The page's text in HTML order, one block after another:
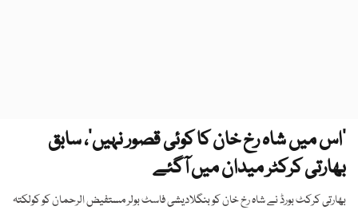
’اس میں شاہ رخ خان کا کوئی قصور نہیں‘، سابق
بھارتی کرکٹر میدان میں آگئے
بھارتی کرکٹ بورڈ نے شاہ رخ خان کو بنگلادیشی فاسٹ بولر مستفیض الرحمان کو کولکتہ